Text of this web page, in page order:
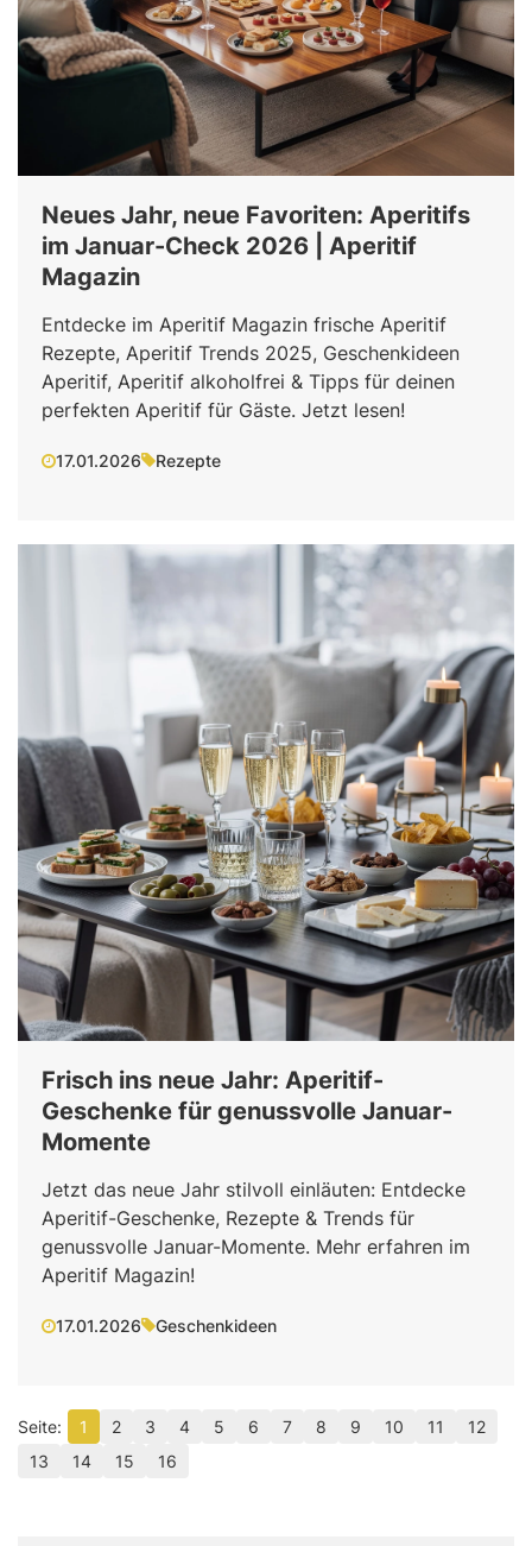
Neues Jahr, neue Favoriten: Aperitifs
im Januar-Check 2026 | Aperitif
Magazin
Entdecke im Aperitif Magazin frische Aperitif
Rezepte, Aperitif Trends 2025, Geschenkideen
Aperitif, Aperitif alkoholfrei & Tipps für deinen
perfekten Aperitif für Gäste. Jetzt lesen!
17.01.2026 Rezepte
Frisch ins neue Jahr: Aperitif-
Geschenke für genussvolle Januar-
Momente
Jetzt das neue Jahr stilvoll einläuten: Entdecke
Aperitif-Geschenke, Rezepte & Trends für
genussvolle Januar-Momente. Mehr erfahren im
Aperitif Magazin!
17.01.2026 Geschenkideen
1 2 3 4 5 6 7 8 9 10 11
12
13
14 15 16